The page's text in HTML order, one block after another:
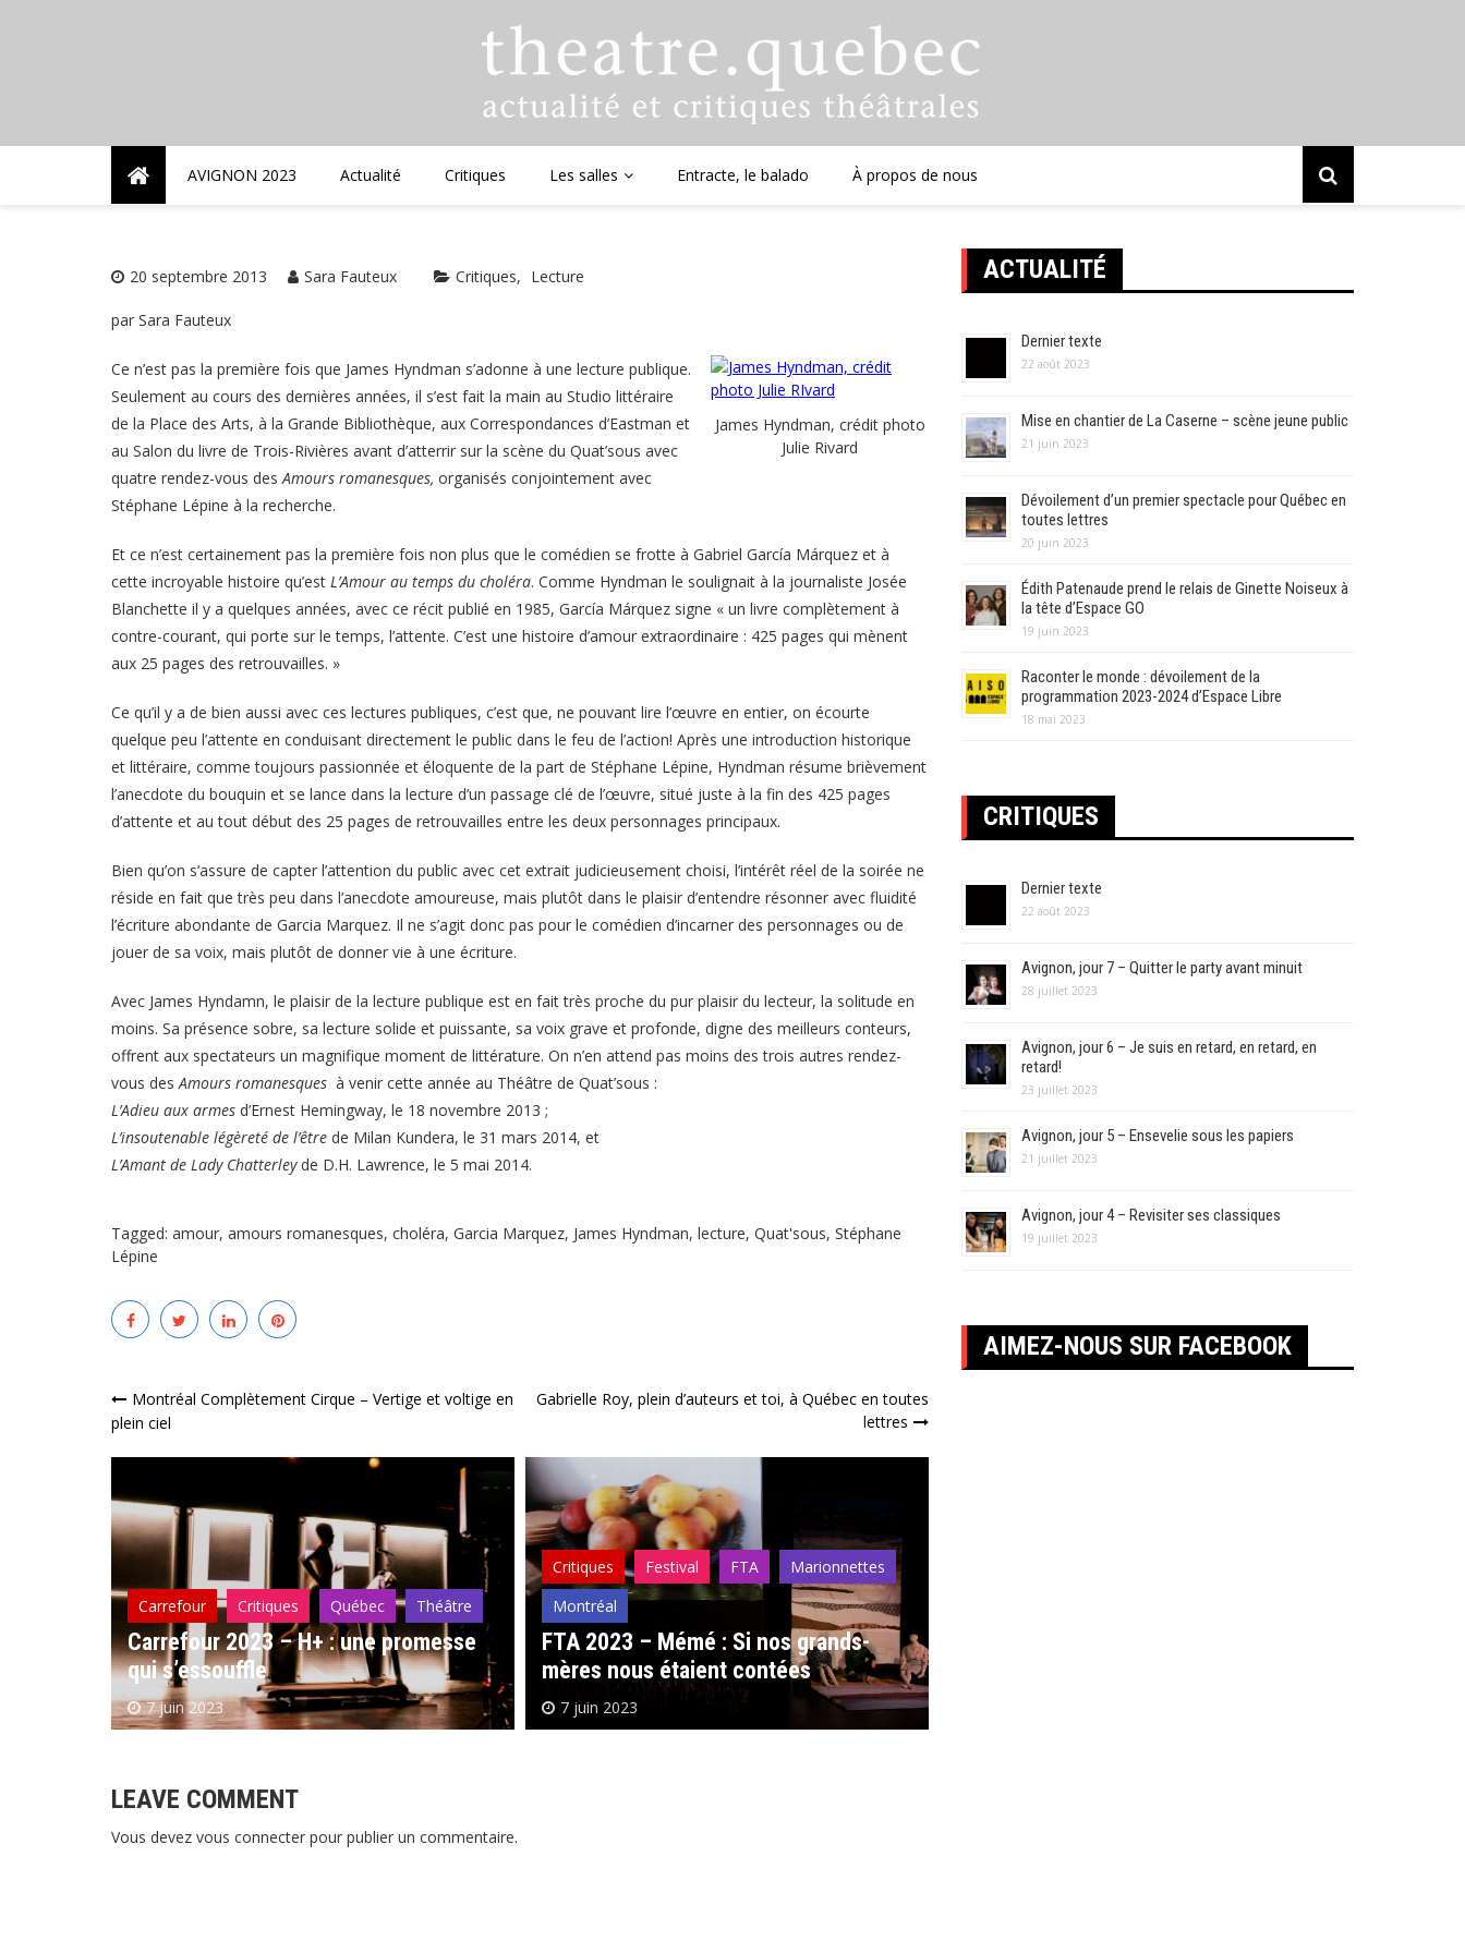
AVIGNON 2023 Actualité Critiques Les salles Entracte, le balado À propos de nous
20 septembre 2013 Sara Fauteux Critiques Lecture
par Sara Fauteux
James Hyndman, crédit photo
Julie Rivard
Ce n’est pas la première fois que James Hyndman s’adonne à une lecture publique.
Seulement au cours des dernières années, il s’est fait la main au Studio littéraire
de la Place des Arts, à la Grande Bibliothèque, aux Correspondances d’Eastman et
au Salon du livre de Trois-Rivières avant d’atterrir sur la scène du Quat’sous avec
quatre rendez-vous desAmours romanesques, organisés conjointement avec
Stéphane Lépine à la recherche.
Et ce n’est certainement pas la première fois non plus que le comédien se frotte à Gabriel García Márquez et à
cette incroyable histoire qu’est L’Amour au temps du choléra. Comme Hyndman le soulignait à la journaliste Josée
Blanchette il y a quelques années, avec ce récit publié en 1985, García Márquez signe « un livre complètement à
contre-courant, qui porte sur le temps, l’attente. C’est une histoire d’amour extraordinaire : 425 pages qui mènent
aux 25 pages des retrouvailles. »
Ce qu’il y a de bien aussi avec ces lectures publiques, c’est que, ne pouvant lire l’œuvre en entier, on écourte
quelque peu l’attente en conduisant directement le public dans le feu de l’action! Après une introduction historique
et littéraire, comme toujours passionnée et éloquente de la part de Stéphane Lépine, Hyndman résume brièvement
l’anecdote du bouquin et se lance dans la lecture d’un passage clé de l’œuvre, situé juste à la fin des 425 pages
d’attente et au tout début des 25 pages de retrouvailles entre les deux personnages principaux.
Bien qu’on s’assure de capter l’attention du public avec cet extrait judicieusement choisi, l’intérêt réel de la soirée ne
réside en fait que très peu dans l’anecdote amoureuse, mais plutôt dans le plaisir d’entendre résonner avec fluidité
l’écriture abondante de Garcia Marquez. Il ne s’agit donc pas pour le comédien d’incarner des personnages ou de
jouer de sa voix, mais plutôt de donner vie à une écriture.
Avec James Hyndamn, le plaisir de la lecture publique est en fait très proche du pur plaisir du lecteur, la solitude en
moins. Sa présence sobre, sa lecture solide et puissante, sa voix grave et profonde, digne des meilleurs conteurs,
offrent aux spectateurs un magnifique moment de littérature. On n’en attend pas moins des trois autres rendez-
vous desAmours romanesques à venir cette année au Théâtre de Quat’sous :
L’Adieu aux armes d’Ernest Hemingway, le 18 novembre 2013 ;
L’insoutenable légèreté de l’être de Milan Kundera, le 31 mars 2014, et
L’Amant de Lady Chatterleyde D.H. Lawrence, le 5 mai 2014.
Tagged: amour, amours romanesques, choléra, Garcia Marquez, James Hyndman, lecture, Quat'sous, Stéphane
Lépine
Navigation
de
l’article
Montréal Complètement Cirque – Vertige et voltige en
plein ciel
Gabrielle Roy, plein d’auteurs et toi, à Québec en toutes
lettres
Carrefour Critiques Québec Théâtre
Carrefour 2023 – H+ : une promesse
qui s’essouffle
7 juin 2023
Critiques Festival FTA
Marionnettes
Montréal
FTA 2023 – Mémé : Si nos grands-
mères nous étaient contées
7 juin 2023
LEAVE COMMENT
Vous devez vous connecter pour publier un commentaire.
ACTUALITÉ
Dernier texte
22 août 2023
Mise en chantier de La Caserne – scène jeune public
21 juin 2023
Dévoilement d’un premier spectacle pour Québec en
toutes lettres
20 juin 2023
Édith Patenaude prend le relais de Ginette Noiseux à
la tête d’Espace GO
19 juin 2023
Raconter le monde : dévoilement de la
programmation 2023-2024 d’Espace Libre
18 mai 2023
CRITIQUES
Dernier texte
22 août 2023
Avignon, jour 7 – Quitter le party avant minuit
28 juillet 2023
Avignon, jour 6 – Je suis en retard, en retard, en
retard!
23 juillet 2023
Avignon, jour 5 – Ensevelie sous les papiers
21 juillet 2023
Avignon, jour 4 – Revisiter ses classiques
19 juillet 2023
AIMEZ-NOUS SUR FACEBOOK